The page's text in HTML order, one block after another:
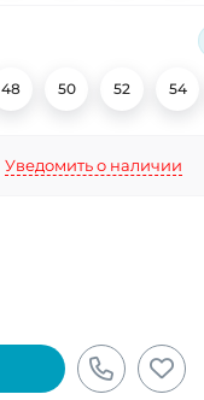
48 50 52 54
Уведомить о наличии